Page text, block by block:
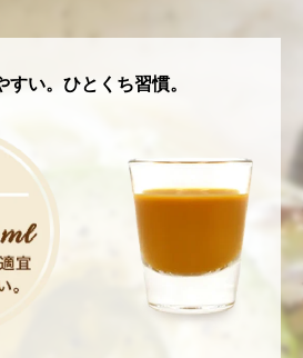
すい。ひとくち習慣。